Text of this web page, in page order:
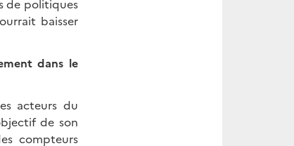
de politiques
baisser
dans le
acteurs du
de son
compteurs